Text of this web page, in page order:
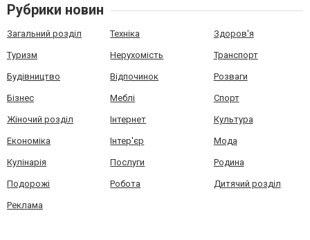
Рубрики новин
Загальний розділ Техніка Здоров'я
Туризм Нерухомість Транспорт
Будівництво Відпочинок Розваги
Бізнес Меблі Спорт
Жіночий розділ Інтернет Культура
Економіка Інтер'єр Мода
Кулінарія Послуги Родина
Подорожі Робота Дитячий розділ
Реклама